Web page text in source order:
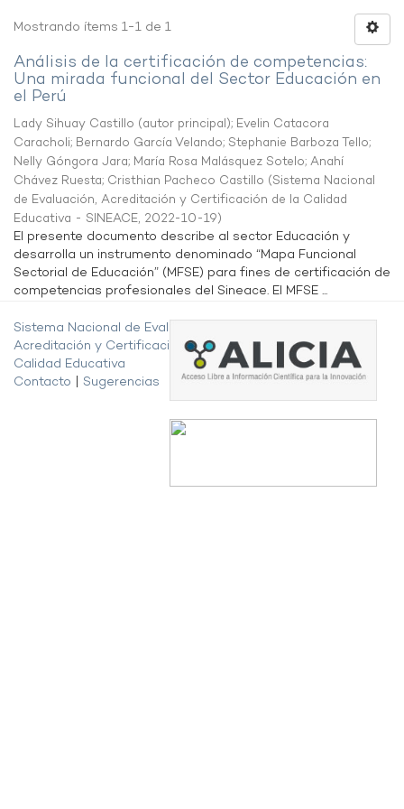
Mostrando ítems 1-1 de 1
Análisis de la certificación de competencias:
Una mirada funcional del Sector Educación en
el Perú
Lady Sihuay Castillo (autor principal); Evelin Catacora
Caracholi; Bernardo García Velando; Stephanie Barboza Tello;
Nelly Góngora Jara; María Rosa Malásquez Sotelo; Anahí
Chávez Ruesta; Cristhian Pacheco Castillo (Sistema Nacional
de Evaluación, Acreditación y Certificación de la Calidad
Educativa - SINEACE, 2022-10-19)
El presente documento describe al sector Educación y
desarrolla un instrumento denominado “Mapa Funcional
Sectorial de Educación” (MFSE) para fines de certificación de
competencias profesionales del Sineace. El MFSE ...
Sistema Nacional de Evaluación,
Acreditación y Certificación de la
Calidad Educativa
Contacto
Sugerencias